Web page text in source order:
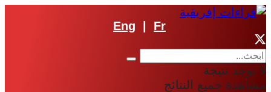
Eng Fr
لا توجد نتيجة
مشاهدة جميع النتائج